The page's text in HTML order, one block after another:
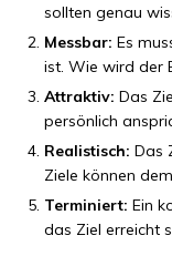
sollten genau
Messbar: Es
ist. Wie wird der
Attraktiv: Das
persönlich
Realistisch: Das
Ziele können
Terminiert: Ein
das Ziel erreicht